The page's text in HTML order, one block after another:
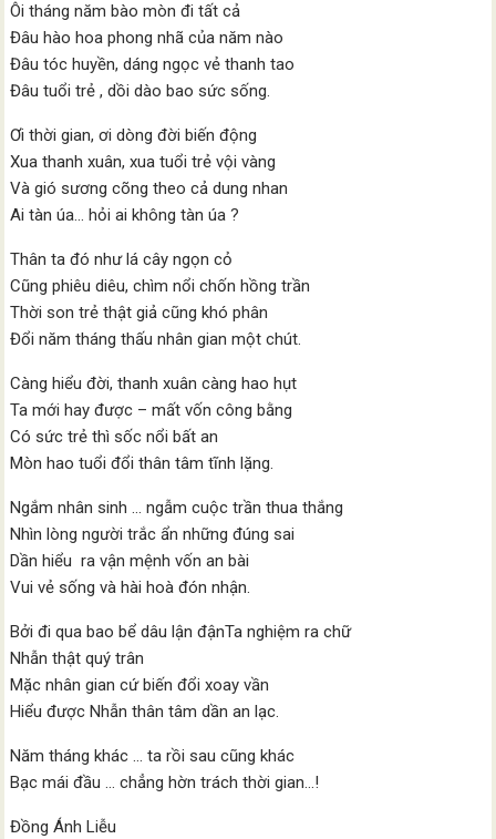
Ôi tháng năm bào mòn đi tất cả
Đâu hào hoa phong nhã của năm nào
Đâu tóc huyền, dáng ngọc vẻ thanh tao
Đâu tuổi trẻ , dồi dào bao sức sống.
Ơi thời gian, ơi dòng đời biến động
Xua thanh xuân, xua tuổi trẻ vội vàng
Và gió sương cõng theo cả dung nhan
Ai tàn úa… hỏi ai không tàn úa ?
Thân ta đó như lá cây ngọn cỏ
Cũng phiêu diêu, chìm nổi chốn hồng trần
Thời son trẻ thật giả cũng khó phân
Đổi năm tháng thấu nhân gian một chút.
Càng hiểu đời, thanh xuân càng hao hụt
Ta mới hay được – mất vốn công bằng
Có sức trẻ thì sốc nổi bất an
Mòn hao tuổi đổi thân tâm tĩnh lặng.
Ngắm nhân sinh … ngẫm cuộc trần thua thắng
Nhìn lòng người trắc ẩn những đúng sai
Dần hiểu ra vận mệnh vốn an bài
Vui vẻ sống và hài hoà đón nhận.
Bởi đi qua bao bể dâu lận đậnTa nghiệm ra chữ
Nhẫn thật quý trân
Mặc nhân gian cứ biến đổi xoay vần
Hiểu được Nhẫn thân tâm dần an lạc.
Năm tháng khác … ta rồi sau cũng khác
Bạc mái đầu … chẳng hờn trách thời gian…!
Đồng Ánh Liễu